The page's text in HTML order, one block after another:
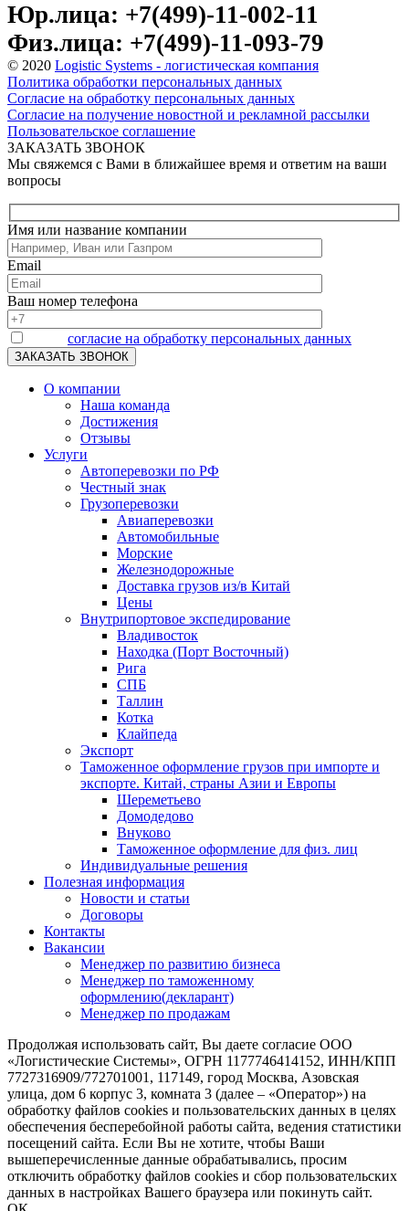
Юр.лица: +7(499)-11-002-11
Физ.лица: +7(499)-11-093-79
© 2020 Logistic Systems - логистическая компания
Политика обработки персональных данных
Согласие на обработку персональных данных
Согласие на получение новостной и рекламной рассылки
Пользовательское соглашение
ЗАКАЗАТЬ ЗВОНОК
Мы свяжемся с Вами в ближайшее время и ответим на ваши
вопросы
Имя или название компании
Email
Ваш номер телефона
согласие на обработку персональных данных
О компании
Наша команда
Достижения
Отзывы
Услуги
Автоперевозки по РФ
Честный знак
Грузоперевозки
Авиаперевозки
Автомобильные
Морские
Железнодорожные
Доставка грузов из/в Китай
Цены
Внутрипортовое экспедирование
Владивосток
Находка (Порт Восточный)
Рига
СПБ
Таллин
Котка
Клайпеда
Экспорт
Таможенное оформление грузов при импорте и
экспорте. Китай, страны Азии и Европы
Шереметьево
Домодедово
Внуково
Таможенное оформление для физ. лиц
Индивидуальные решения
Полезная информация
Новости и статьи
Договоры
Контакты
Вакансии
Менеджер по развитию бизнеса
Менеджер по таможенному
оформлению(декларант)
Менеджер по продажам
Продолжая использовать сайт, Вы даете согласие ООО
«Логистические Системы», ОГРН 1177746414152, ИНН/КПП
7727316909/772701001, 117149, город Москва, Азовская
улица, дом 6 корпус 3, комната 3 (далее – «Оператор») на
обработку файлов cookies и пользовательских данных в целях
обеспечения бесперебойной работы сайта, ведения статистики
посещений сайта. Если Вы не хотите, чтобы Ваши
вышеперечисленные данные обрабатывались, просим
отключить обработку файлов cookies и сбор пользовательских
данных в настройках Вашего браузера или покинуть сайт.